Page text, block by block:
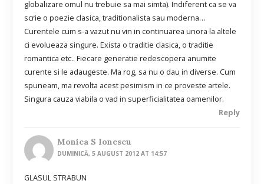
globalizare omul nu trebuie sa mai simta). Indiferent ca se va
scrie o poezie clasica, traditionalista sau moderna…
Curentele cum s-a vazut nu vin in continuarea unora la altele
ci evolueaza singure. Exista o traditie clasica, o traditie
romantica etc.. Fiecare generatie redescopera anumite
curente si le adaugeste. Ma rog, sa nu o dau in diverse. Cum
spuneam, ma revolta acest pesimism in ce proveste artele.
Singura cauza viabila o vad in superficialitatea oamenilor.
Reply
Monica S Ionescu
DUMINICĂ, 5 AUGUST 2012 AT 14:57
GLASUL STRABUN